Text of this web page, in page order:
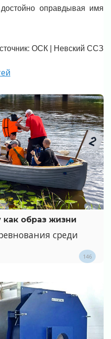
оправдывая имя
ОСК | Невский ССЗ
образ жизни
среди
146